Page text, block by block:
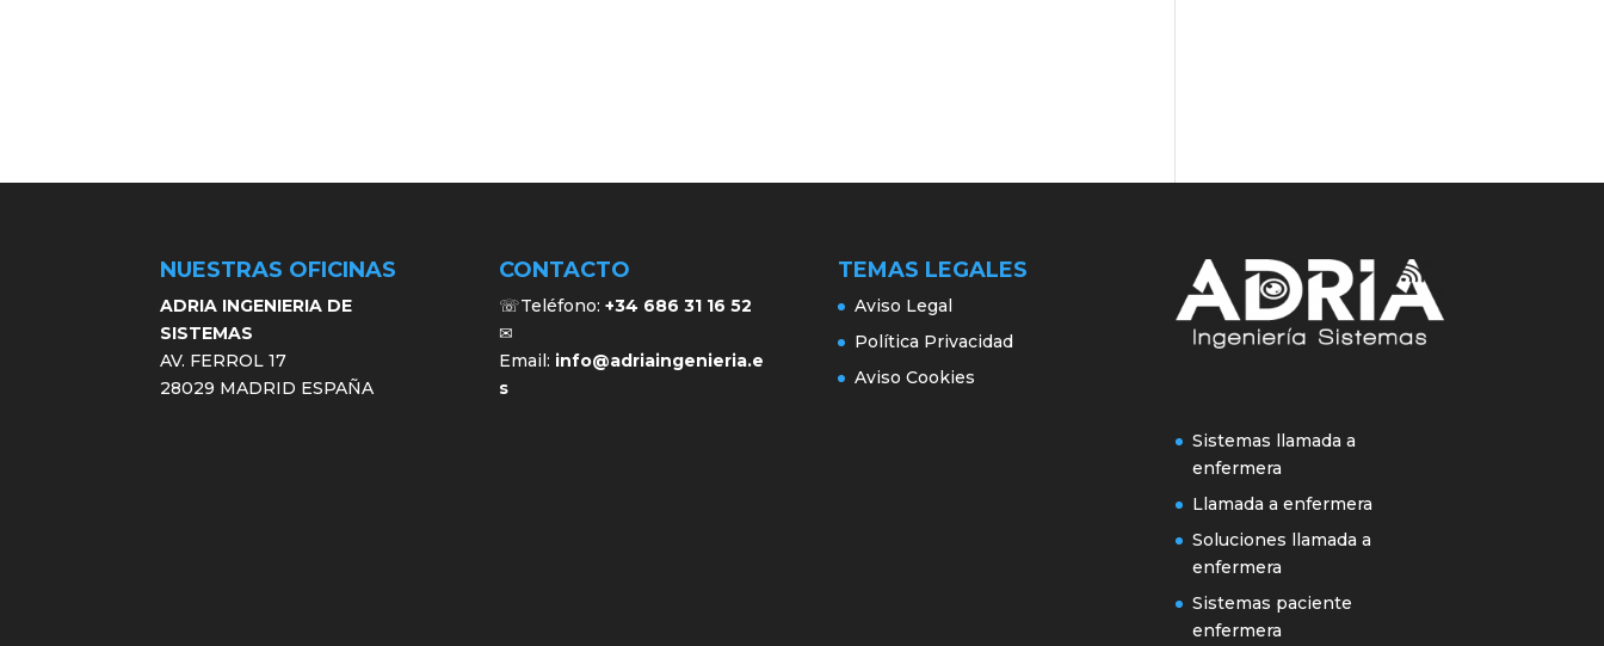
NUESTRAS OFICINAS
ADRIA INGENIERIA DE
SISTEMAS
AV. FERROL 17
28029 MADRID ESPAÑA
CONTACTO
☏Teléfono: +34 686 31 16 52
✉
Email: info@adriaingenieria.e
s
TEMAS LEGALES
Aviso Legal
Política Privacidad
Aviso Cookies
Sistemas llamada a
enfermera
Llamada a enfermera
Soluciones llamada a
enfermera
Sistemas paciente
enfermera